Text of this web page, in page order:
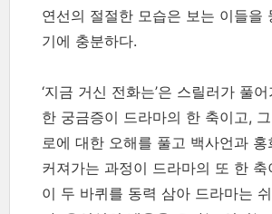
연선의 절절한 모습은 보는 이들을
기에 충분하다.
‘지금 거신 전화는’은 스릴러가 풀
한 궁금증이 드라마의 한 축이고,
로에 대한 오해를 풀고 백사언과 홍
커져가는 과정이 드라마의 또 한 축
이 두 바퀴를 동력 삼아 드라마는